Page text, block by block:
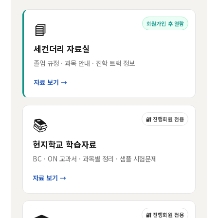
회원가입 후 열람
📘
세컨더리 자료실
졸업 규정 · 과목 안내 · 진학 트랙 정보
자료 보기 →
🔐 진행회원 전용
📚
현지학교 학습자료
BC · ON 교과서 · 과목별 정리 · 샘플 시험문제
자료 보기 →
🔐 진행회원 전용